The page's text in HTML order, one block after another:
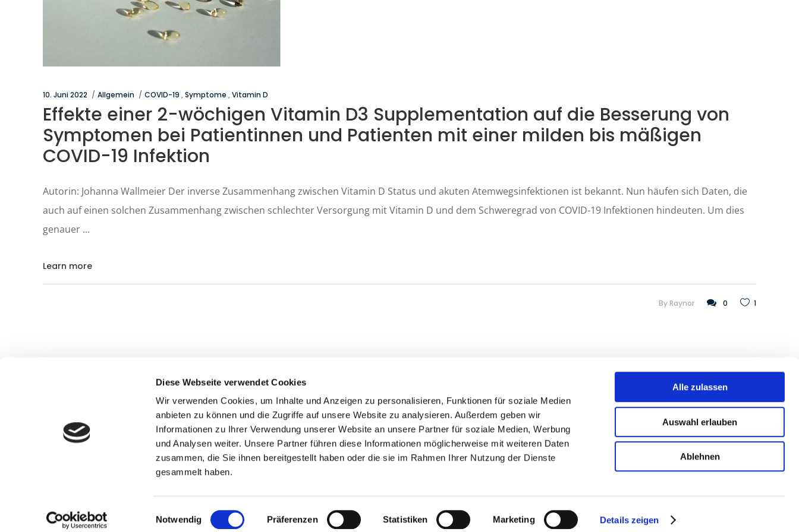
Diese Webseite verwendet Cookies
Wir verwenden Cookies, um Inhalte und Anzeigen zu personalisieren, Funktionen für soziale Medien
anbieten zu können und die Zugriffe auf unsere Website zu analysieren. Außerdem geben wir
Informationen zu Ihrer Verwendung unserer Website an unsere Partner für soziale Medien, Werbung
und Analysen weiter. Unsere Partner führen diese Informationen möglicherweise mit weiteren Daten
zusammen, die Sie ihnen bereitgestellt haben oder die sie im Rahmen Ihrer Nutzung der Dienste
gesammelt haben.
Einwilligungsauswahl
Notwendig Präferenzen Statistiken Marketing Details zeigen
Alle zulassen
Auswahl erlauben
Ablehnen
10. Juni 2022 Allgemein COVID-19 ,Symptome ,Vitamin D
Effekte einer 2-wöchigen Vitamin D3 Supplementation auf die Besserung von
Symptomen bei Patientinnen und Patienten mit einer milden bis mäßigen
COVID-19 Infektion
Autorin: Johanna Wallmeier Der inverse Zusammenhang zwischen Vitamin D Status und akuten Atemwegsinfektionen ist bekannt. Nun häufen sich Daten, die
auch auf einen solchen Zusammenhang zwischen schlechter Versorgung mit Vitamin D und dem Schweregrad von COVID-19 Infektionen hindeuten. Um dies
genauer
Learn more
By Raynor 0 1
Deutsche Akademie für
Ernährungsmedizin e.V.
Reichsgrafenstraße 11
D-79102 Freiburg
Tel. +49 (0) 761 70 40 20
info@daem.de
www.daem.de
Newsletter abonnieren
© Copyright - Deutsche Akademie für Ernährungsmedizin e.V.